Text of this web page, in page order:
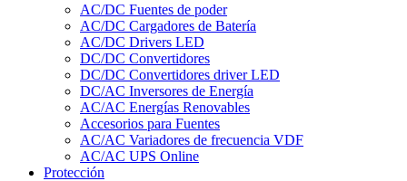
AC/DC Fuentes de poder
AC/DC Cargadores de Batería
AC/DC Drivers LED
DC/DC Convertidores
DC/DC Convertidores driver LED
DC/AC Inversores de Energía
AC/AC Energías Renovables
Accesorios para Fuentes
AC/AC Variadores de frecuencia VDF
AC/AC UPS Online
Protección